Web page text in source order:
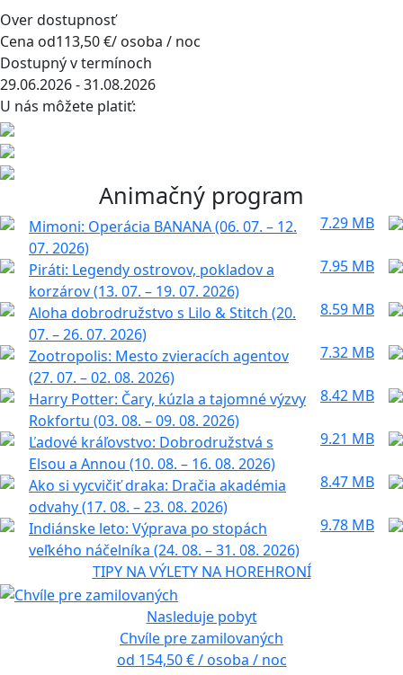
Over dostupnosť
Cena od113,50 €/ osoba / noc
Dostupný v termínoch
29.06.2026 - 31.08.2026
U nás môžete platiť:
Animačný program
Mimoni: Operácia BANANA (06. 07. – 12.
07. 2026)
7.29 MB
Piráti: Legendy ostrovov, pokladov a
korzárov (13. 07. – 19. 07. 2026)
7.95 MB
Aloha dobrodružstvo s Lilo & Stitch (20.
07. – 26. 07. 2026)
8.59 MB
Zootropolis: Mesto zvieracích agentov
(27. 07. – 02. 08. 2026)
7.32 MB
Harry Potter: Čary, kúzla a tajomné výzvy
Rokfortu (03. 08. – 09. 08. 2026)
8.42 MB
Ľadové kráľovstvo: Dobrodružstvá s
Elsou a Annou (10. 08. – 16. 08. 2026)
9.21 MB
Ako si vycvičiť draka: Dračia akadémia
odvahy (17. 08. – 23. 08. 2026)
8.47 MB
Indiánske leto: Výprava po stopách
veľkého náčelníka (24. 08. – 31. 08. 2026)
9.78 MB
TIPY NA VÝLETY NA HOREHRONÍ
Nasleduje pobyt
Chvíle pre zamilovaných
od 154,50 € / osoba / noc